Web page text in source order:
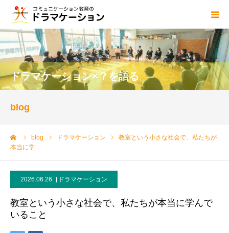
ドラマケーション×？を語る
blog
blog ドラマケーション
教室という小さな社会で、私たちが
本当に学…
2026.06.26 ドラマケーション
教室という小さな社会で、私たちが本当に学んで
いること
ドラマケーションとは
blog
センター概要
ご依頼・お問い合わせ